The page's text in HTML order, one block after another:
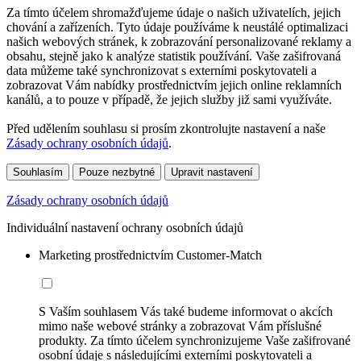
Za tímto účelem shromažďujeme údaje o našich uživatelích, jejich
chování a zařízeních. Tyto údaje používáme k neustálé optimalizaci
našich webových stránek, k zobrazování personalizované reklamy a
obsahu, stejně jako k analýze statistik používání. Vaše zašifrovaná
data můžeme také synchronizovat s externími poskytovateli a
zobrazovat Vám nabídky prostřednictvím jejich online reklamních
kanálů, a to pouze v případě, že jejich služby již sami využíváte.
Před udělením souhlasu si prosím zkontrolujte nastavení a naše
Zásady ochrany osobních údajů.
Souhlasím Pouze nezbytné Upravit nastavení
Zásady ochrany osobních údajů
Individuální nastavení ochrany osobních údajů
Marketing prostřednictvím Customer-Match
S Vaším souhlasem Vás také budeme informovat o akcích
mimo naše webové stránky a zobrazovat Vám příslušné
produkty. Za tímto účelem synchronizujeme Vaše zašifrované
osobní údaje s následujícími externími poskytovateli a